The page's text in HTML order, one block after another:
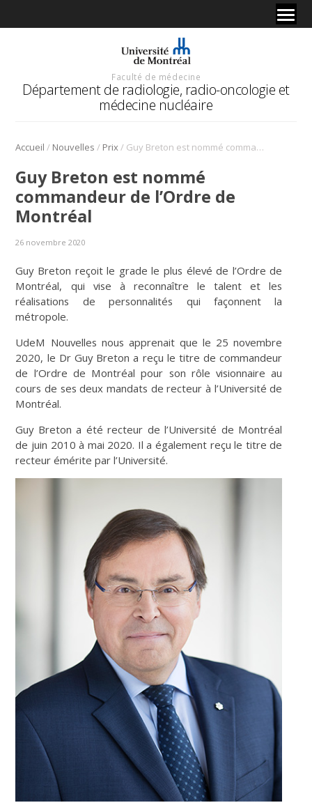
Faculté de médecine
Département de radiologie, radio-oncologie et
médecine nucléaire
Accueil / Nouvelles / Prix/ Guy Breton est nommé commandeur de l’Ordre de Montréal
Guy Breton est nommé
commandeur de l’Ordre de
Montréal
26 novembre 2020
Guy Breton reçoit le grade le plus élevé de l’Ordre de
Montréal, qui vise à reconnaître le talent et les
réalisations de personnalités qui façonnent la
métropole.
UdeM Nouvelles nous apprenait que le 25 novembre
2020, le Dr Guy Breton a reçu le titre de commandeur
de l’Ordre de Montréal pour son rôle visionnaire au
cours de ses deux mandats de recteur à l’Université de
Montréal.
Guy Breton a été recteur de l’Université de Montréal
de juin 2010 à mai 2020. Il a également reçu le titre de
recteur émérite par l’Université.